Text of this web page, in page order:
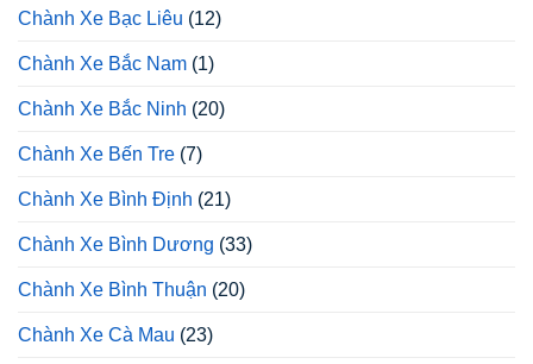
Chành Xe Bạc Liêu (12)
Chành Xe Bắc Nam (1)
Chành Xe Bắc Ninh (20)
Chành Xe Bến Tre (7)
Chành Xe Bình Định (21)
Chành Xe Bình Dương (33)
Chành Xe Bình Thuận (20)
Chành Xe Cà Mau (23)